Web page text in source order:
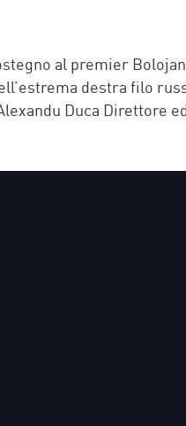
al premier
destra filo
Duca Direttore